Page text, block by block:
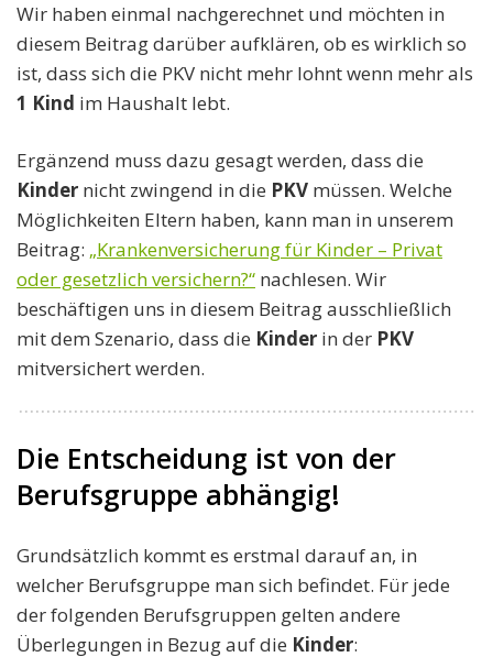
Wir haben einmal nachgerechnet und möchten in
diesem Beitrag darüber aufklären, ob es wirklich so
ist, dass sich die PKV nicht mehr lohnt wenn mehr als
1 Kind im Haushalt lebt.
Ergänzend muss dazu gesagt werden, dass die
Kinder nicht zwingend in die PKV müssen. Welche
Möglichkeiten Eltern haben, kann man in unserem
Beitrag: „Krankenversicherung für Kinder – Privat
oder gesetzlich versichern?“ nachlesen. Wir
beschäftigen uns in diesem Beitrag ausschließlich
mit dem Szenario, dass die Kinder in der PKV
mitversichert werden.
Die Entscheidung ist von der
Berufsgruppe abhängig!
Grundsätzlich kommt es erstmal darauf an, in
welcher Berufsgruppe man sich befindet. Für jede
der folgenden Berufsgruppen gelten andere
Überlegungen in Bezug auf die Kinder: